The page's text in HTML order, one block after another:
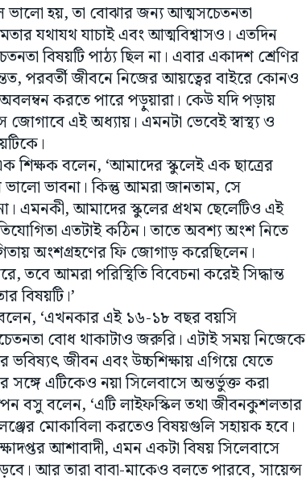
হয়, তা বোঝার জন্য আত্মসচেতনতা
যথাযথ যাচাই এবং আত্মবিশ্বাসও। এতদিন
বিষয়টি পাঠ্য ছিল না। এবার একাদশ শ্রেণির
পরবর্তী জীবনে নিজের আয়ত্বের বাইরে কোনও
অবলম্বন করতে পারে পড়ুয়ারা। কেউ যদি পড়ায়
এই অধ্যায়। এমনটা ভেবেই স্বাস্থ্য ও
শিক্ষক বলেন, ‘আমাদের স্কুলেই এক ছাত্রের
ভাবনা। কিন্তু আমরা জানতাম, সে
এমনকী, আমাদের স্কুলের প্রথম ছেলেটিও এই
এতটাই কঠিন। তাতে অবশ্য অংশ নিতে
অংশগ্রহণের ফি জোগাড় করেছিলেন।
তবে আমরা পরিস্থিতি বিবেচনা করেই সিদ্ধান্ত
বিষয়টি।’
বলেন, ‘এখনকার এই ১৬-১৮ বছর বয়সি
বোধ থাকাটাও জরুরি। এটাই সময় নিজেকে
ভবিষ্যৎ জীবন এবং উচ্চশিক্ষায় এগিয়ে যেতে
এটিকেও নয়া সিলেবাসে অন্তর্ভুক্ত করা
বসু বলেন, ‘এটি লাইফস্কিল তথা জীবনকুশলতার
মোকাবিলা করতেও বিষয়গুলি সহায়ক হবে।
আশাবাদী, এমন একটা বিষয় সিলেবাসে
আর তারা বাবা-মাকেও বলতে পারবে, সায়েন্স